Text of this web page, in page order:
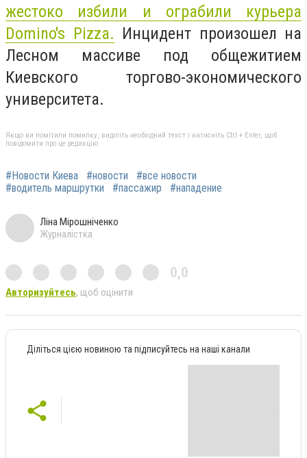
жестоко избили и ограбили курьера
Domino's Pizza. Инцидент произошел на
Лесном массиве под общежитием
Киевского торгово-экономического
университета.
Якщо ви помітили помилку, виділіть необхідний текст і натисніть Ctrl + Enter, щоб
повідомити про це редакцію
#Новости Киева #новости
#все новости
#водитель маршрутки
#пассажир #нападение
Ліна Мірошніченко
Журналістка
0,0
Авторизуйтесь, щоб оцінити
Діліться цією новиною та підписуйтесь на наші канали